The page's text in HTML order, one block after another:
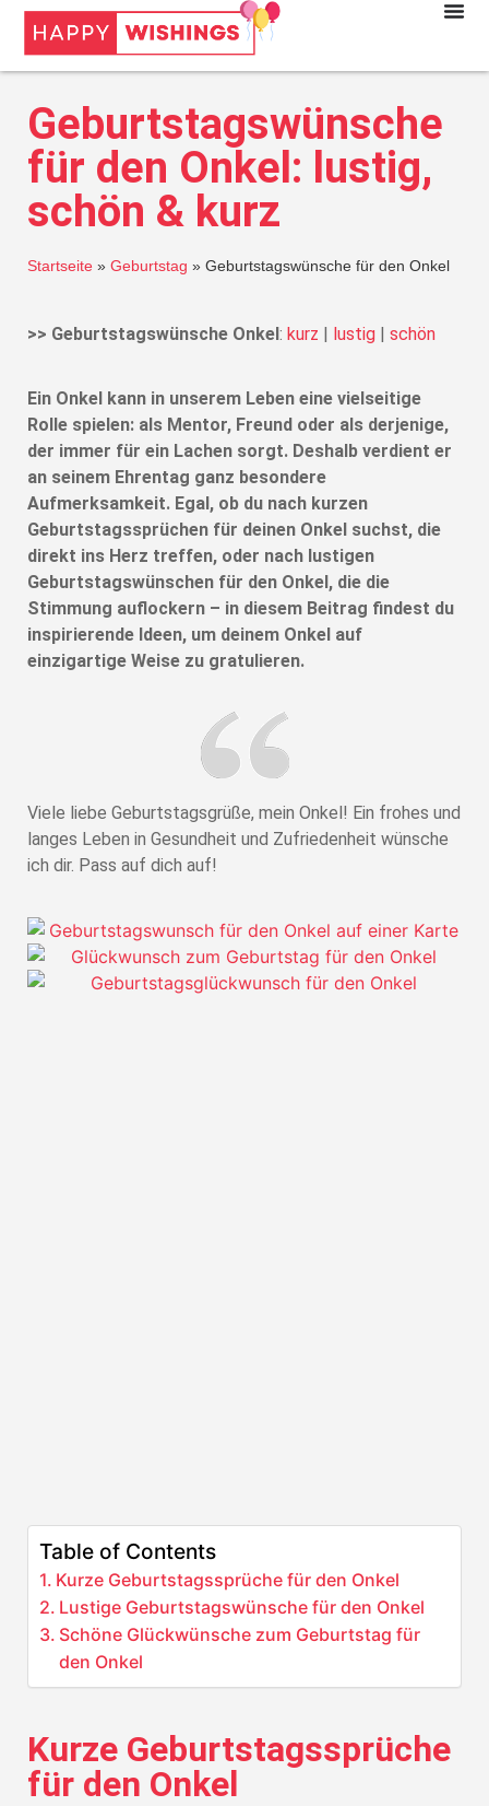
Geburtstagswünsche
für den Onkel: lustig,
schön & kurz
Startseite » Geburtstag » Geburtstagswünsche für den Onkel
>> Geburtstagswünsche Onkel : kurz lustig schön
Ein Onkel kann in unserem Leben eine vielseitige
Rolle spielen: als Mentor, Freund oder als derjenige,
der immer für ein Lachen sorgt. Deshalb verdient er
an seinem Ehrentag ganz besondere
Aufmerksamkeit. Egal, ob du nach kurzen
Geburtstagssprüchen für deinen Onkel suchst, die
direkt ins Herz treffen, oder nach lustigen
Geburtstagswünschen für den Onkel, die die
Stimmung auflockern – in diesem Beitrag findest du
inspirierende Ideen, um deinem Onkel auf
einzigartige Weise zu gratulieren.
Viele liebe Geburtstagsgrüße, mein Onkel! Ein frohes und
langes Leben in Gesundheit und Zufriedenheit wünsche
ich dir. Pass auf dich auf!
Table of Contents
Kurze Geburtstagssprüche für den Onkel
Lustige Geburtstagswünsche für den Onkel
Schöne Glückwünsche zum Geburtstag für
den Onkel
Kurze Geburtstagssprüche
für den Onkel